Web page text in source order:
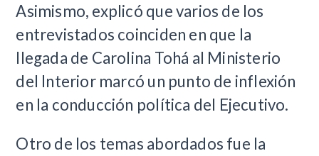
Asimismo, explicó que varios de los
entrevistados coinciden en que la
llegada de Carolina Tohá al Ministerio
del Interior marcó un punto de inflexión
en la conducción política del Ejecutivo.
Otro de los temas abordados fue la